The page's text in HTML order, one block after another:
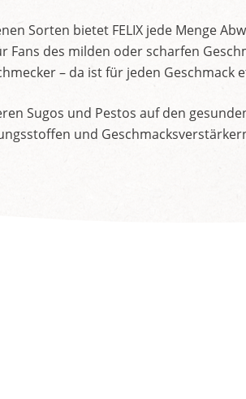
Sorten bietet FELIX jede Menge
Fans des milden oder scharfen
– da ist für jeden Geschmack
Sugos und Pestos auf den
und